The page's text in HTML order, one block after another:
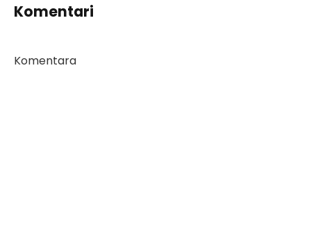
Komentari
Komentara